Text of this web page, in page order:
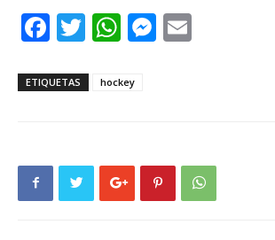
Facebook
Twitter
WhatsApp
Messenger
ETIQUETAS hockey